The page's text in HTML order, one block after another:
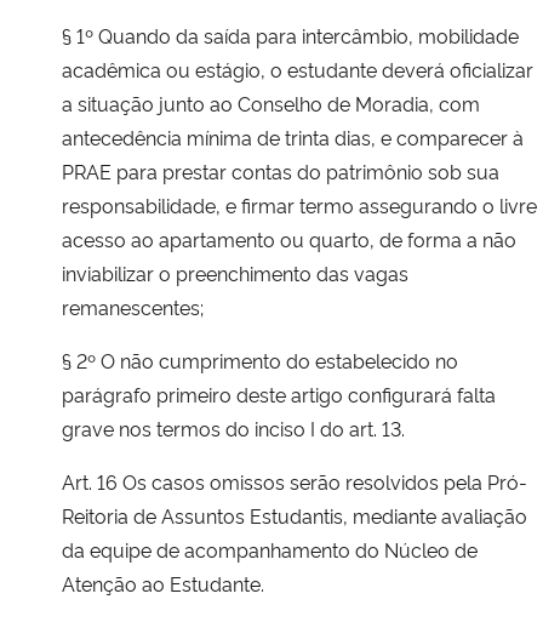
§ 1º Quando da saída para intercâmbio, mobilidade
acadêmica ou estágio, o estudante deverá oficializar
a situação junto ao Conselho de Moradia, com
antecedência mínima de trinta dias, e comparecer à
PRAE para prestar contas do patrimônio sob sua
responsabilidade, e firmar termo assegurando o livre
acesso ao apartamento ou quarto, de forma a não
inviabilizar o preenchimento das vagas
remanescentes;
§ 2º O não cumprimento do estabelecido no
parágrafo primeiro deste artigo configurará falta
grave nos termos do inciso I do art. 13.
Art. 16 Os casos omissos serão resolvidos pela Pró-
Reitoria de Assuntos Estudantis, mediante avaliação
da equipe de acompanhamento do Núcleo de
Atenção ao Estudante.